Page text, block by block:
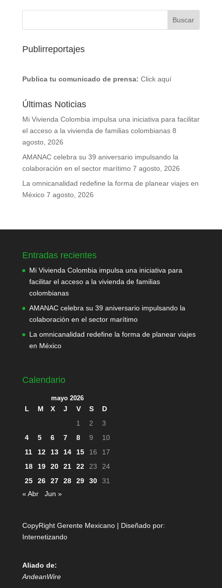
Publirreportajes
Publica tu comunicado de prensa: Click aquí
Últimas Noticias
Mi Vivienda Colombia impulsa una iniciativa para facilitar
el acceso a la vivienda de familias colombianas 8
agosto, 2026
AMANAC celebra su 39 aniversario impulsando la
colaboración en el sector marítimo 7 agosto, 2026
La omnicanalidad redefine la forma de planear viajes en
México 7 agosto, 2026
Entradas recientes
Mi Vivienda Colombia impulsa una iniciativa para
facilitar el acceso a la vivienda de familias
colombianas
AMANAC celebra su 39 aniversario impulsando la
colaboración en el sector marítimo
La omnicanalidad redefine la forma de planear viajes
en México
Calendario
mayo 2026
L M X J V S
D
1
2
3
4
5 6 7 8 9
10
11
12 13 14 15 16
17
18
19 20 21 22 23
24
25
26 27 28 29 30
31
« Abr
Jun »
CopyRight Gerente Mexicano | Diseñado por:
Internetizando
Aliado de:
AndeanWire